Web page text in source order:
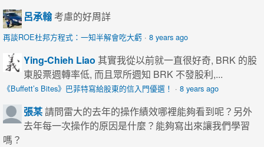
呂承翰考慮的好周詳
再談ROE杜邦方程式：一知半解會吃大虧 · 8 years ago
Ying-Chieh Liao 其實我從以前就一直很好奇, BRK 的股
東股票週轉率低, 而且眾所週知 BRK 不發股利,...
《Buffett’s Bites》巴菲特寫給股東的信入門優選！ · 8 years ago
張某請問雷大的去年的操作績效哪裡能夠看到呢？另外
去年每一次操作的原因是什麼？能夠寫出來讓我們學習
嗎？